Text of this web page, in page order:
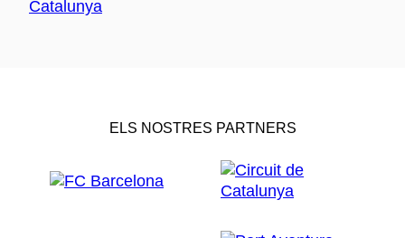
ELS NOSTRES PARTNERS